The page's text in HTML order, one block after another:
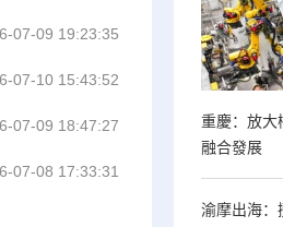
07-09 19:23:35
07-10 15:43:52
07-09 18:47:27
07-08 17:33:31
重慶：放大
融合發展
渝摩出海：